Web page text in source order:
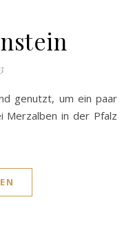
Merzalben in der Pfalz